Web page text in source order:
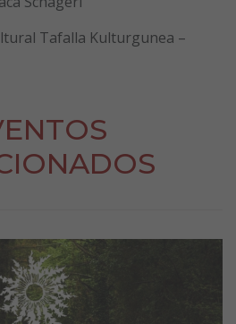
Tafalla Kulturgunea –